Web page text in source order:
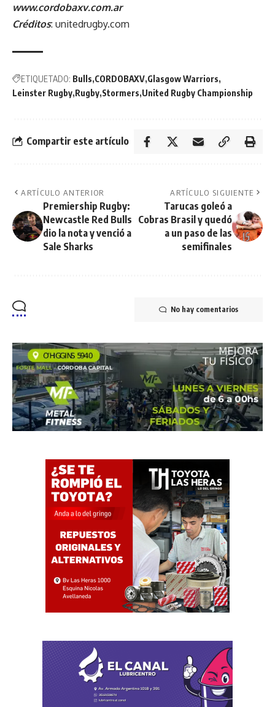
www.cordobaxv.com.ar
Créditos: unitedrugby.com
ETIQUETADO: Bulls CORDOBAXV Glasgow Warriors
Leinster Rugby Rugby Stormers United Rugby Championship
Compartir este artículo
ARTÍCULO ANTERIOR
Premiership Rugby:
Newcastle Red Bulls
dio la nota y venció a
Sale Sharks
ARTÍCULO SIGUIENTE
Tarucas goleó a
Cobras Brasil y quedó
a un paso de las
semifinales
No hay comentarios